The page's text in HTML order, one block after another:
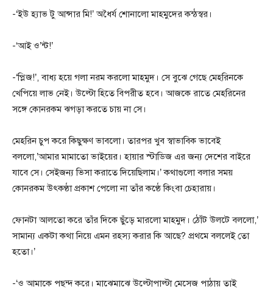
-‘ইউ হ্যাভ টু আন্সার মি!’ অধৈর্য শোনালো মাহমুদের কন্ঠস্বর।
-‘আই ও’ন্ট!’
-‘প্লিজ!’, বাধ্য হয়ে গলা নরম করলো মাহমুদ। সে বুঝে গেছে মেহরিনকে
খেপিয়ে লাভ নেই। উল্টো হিতে বিপরীত হবে। আজকে রাতে মেহরিনের
সঙ্গে কোনরকম ঝগড়া করতে চায় না সে।
মেহরিন চুপ করে কিছুক্ষণ ভাবলো। তারপর খুব স্বাভাবিক ভাবেই
বললো,’আমার মামাতো ভাইয়ের। হায়ার স্টাডিজ এর জন্য দেশের বাইরে
যাবে সে। সেইজন্য ভিসা করাতে দিয়েছিলাম।’ কথাগুলো বলার সময়
কোনরকম উৎকণ্ঠা প্রকাশ পেলো না তাঁর কণ্ঠে কিংবা চেহারায়।
ফোনটা আলতো করে তাঁর দিকে ছুঁড়ে মারলো মাহমুদ। ঠোঁট উলটে বললো,’
সামান্য একটা কথা নিয়ে এমন রহস্য করার কি আছে? প্রথমে বললেই তো
হতো।’
-‘ও আমাকে পছন্দ করে। মাঝেমাঝে উল্টোপাল্টা মেসেজ পাঠায় তাই